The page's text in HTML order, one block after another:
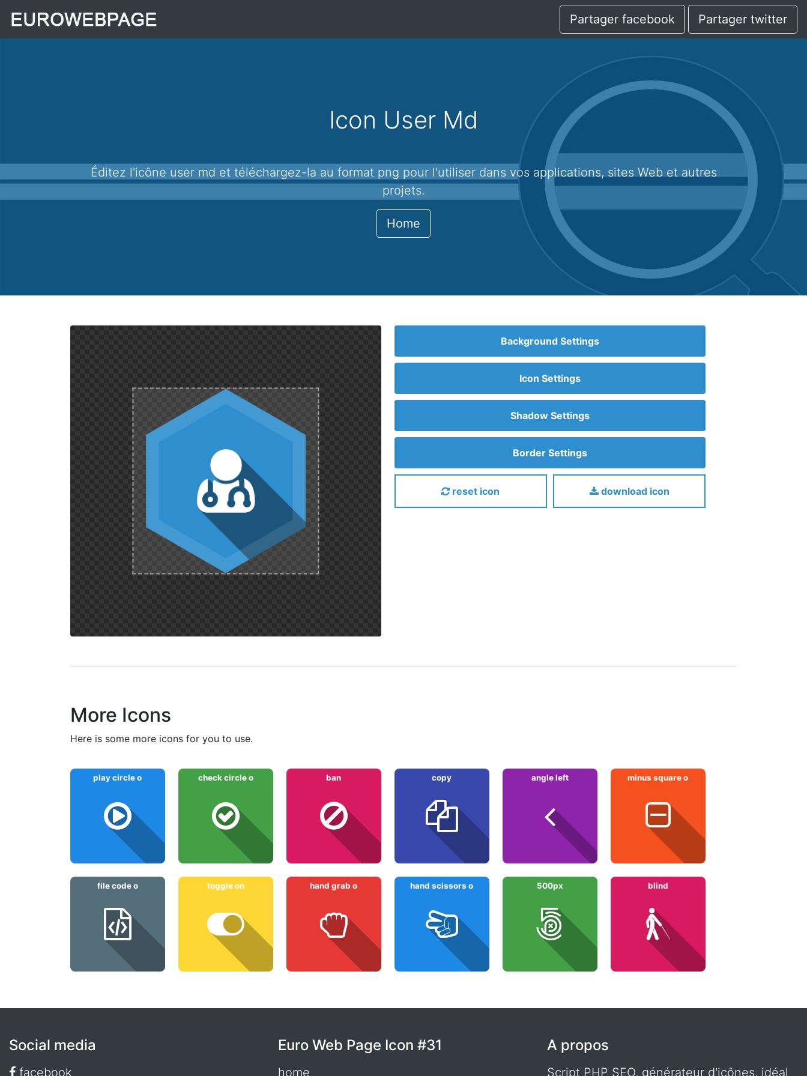
Partager facebook Partager twitter
Icon User Md
Éditez l'icône user md et téléchargez-la au format png pour l'utiliser dans vos applications, sites Web et autres
projets.
Home
Background Settings
Icon Settings
Shadow Settings
Border Settings
reset icon download icon
More Icons
here is some more icons for you to use.
play circle o check circle o ban copy angle left minus square o
file code o toggle on hand grab o hand scissors o 500px blind
Social media
facebook
Euro Web Page Icon #31
home
A propos
Script PHP SEO, générateur d'icônes, idéal